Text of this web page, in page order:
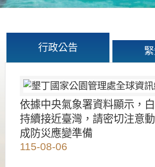
行政公告
依據中央氣象署資料顯示，
持續接近臺灣，請密切注意
成防災應變準備
115-08-06